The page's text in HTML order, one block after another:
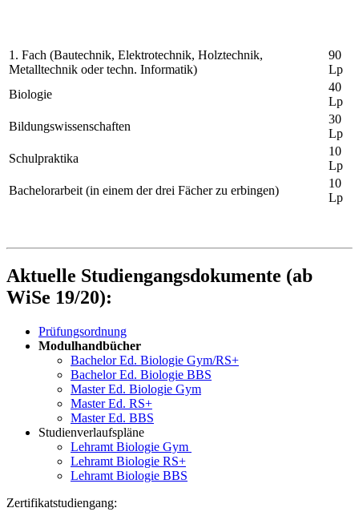
1. Fach (Bautechnik, Elektrotechnik, Holztechnik,
Metalltechnik oder techn. Informatik)
90
Lp
Biologie
40
Lp
Bildungswissenschaften
30
Lp
Schulpraktika
10
Lp
Bachelorarbeit (in einem der drei Fächer zu erbingen)
10
Lp
Aktuelle Studiengangsdokumente (ab
WiSe 19/20):
Prüfungsordnung
Modulhandbücher
Bachelor Ed. Biologie Gym/RS+
Bachelor Ed. Biologie BBS
Master Ed. Biologie Gym
Master Ed. RS+
Master Ed. BBS
Studienverlaufspläne
Lehramt Biologie Gym
Lehramt Biologie RS+
Lehramt Biologie BBS
Zertifikatstudiengang: